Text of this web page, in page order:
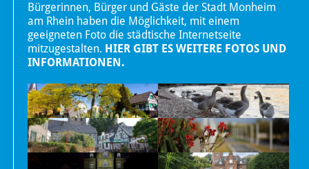
Bürgerinnen, Bürger und Gäste der Stadt Monheim
am Rhein haben die Möglichkeit, mit einem
geeigneten Foto die städtische Internetseite
mitzugestalten. HIER GIBT ES WEITERE FOTOS UND
INFORMATIONEN.